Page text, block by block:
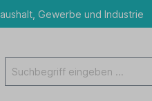
Gewerbe und Industrie